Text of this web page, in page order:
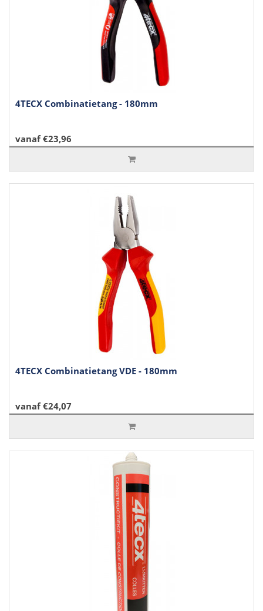
4TECX Combinatietang - 180mm
vanaf €23,96
4TECX Combinatietang VDE - 180mm
vanaf €24,07